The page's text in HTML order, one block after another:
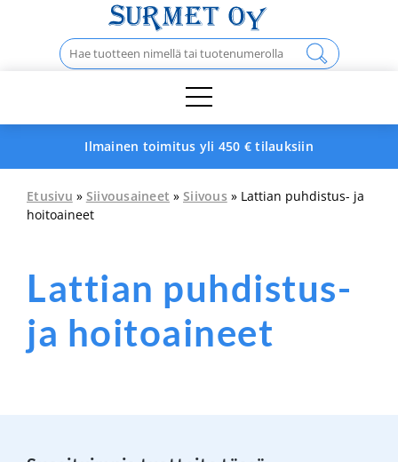
Haku:
Ilmainen toimitus yli 450 € tilauksiin
Etusivu » Siivousaineet » Siivous » Lattian puhdistus- ja
hoitoaineet
Lattian puhdistus-
ja hoitoaineet